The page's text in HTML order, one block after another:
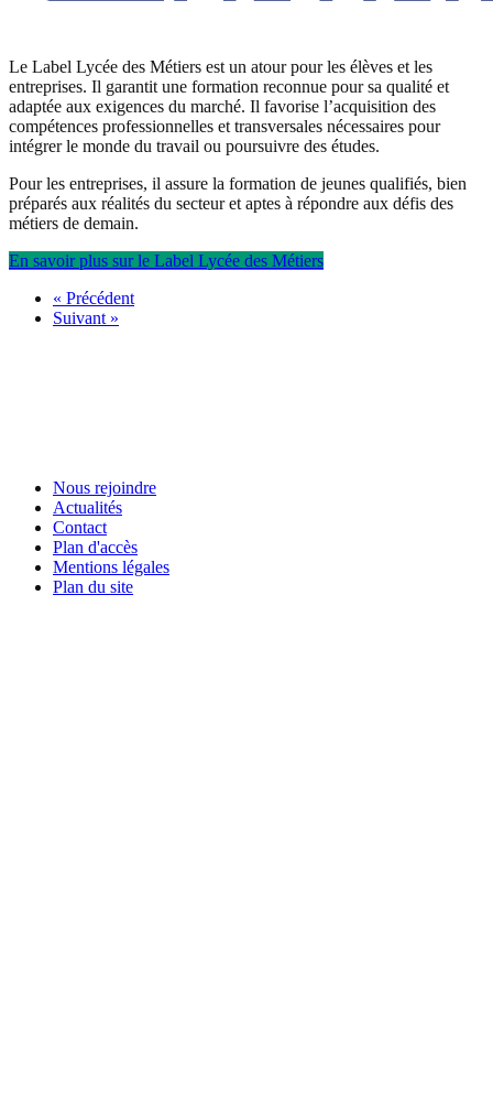
Le Label Lycée des Métiers est un atour pour les élèves et les
entreprises. Il garantit une formation reconnue pour sa qualité et
adaptée aux exigences du marché. Il favorise l’acquisition des
compétences professionnelles et transversales nécessaires pour
intégrer le monde du travail ou poursuivre des études.
Pour les entreprises, il assure la formation de jeunes qualifiés, bien
préparés aux réalités du secteur et aptes à répondre aux défis des
métiers de demain.
En savoir plus sur le Label Lycée des Métiers
« Précédent
Suivant »
Nous rejoindre
Actualités
Contact
Plan d'accès
Mentions légales
Plan du site